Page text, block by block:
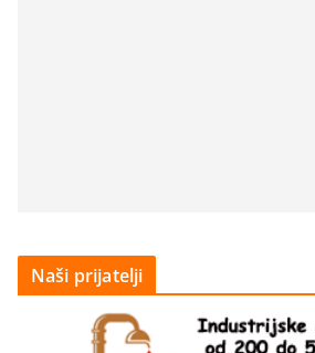
Naši prijatelji